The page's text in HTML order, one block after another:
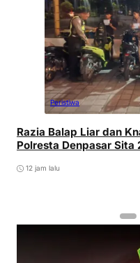
Peristiwa
Razia Balap Liar dan
Polresta Denpasar Sita
12 jam lalu